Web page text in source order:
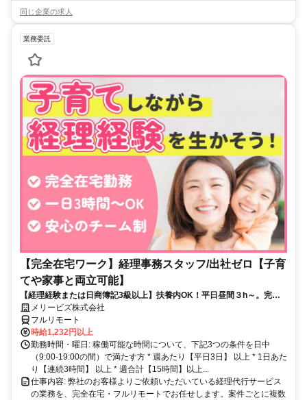
同じ企業の求人
業務委託
【完全在宅ワーク】経理事務スタッフ/出社ゼロ【子育
てや家事と両立可能】
【経理経験または日商簿記3級以上】扶養内OK！平日昼間３h～。完全
在宅で育児・介護中の方も大歓迎♪
メリービズ株式会社
フルリモート
時給1,232円以上
勤務時間・曜日: 稼働可能な時間について、下記3つの条件を日中
（9:00-19:00の間）で満たす方 * 週あたり【平日3日】 以上 * 1日あた
り【連続3時間】 以上 * 週合計【15時間】以上...
仕事内容: 弊社のお客様よりご依頼いただいている経理代行サービス
の業務を、完全在宅・フルリモートでお任せします。案件ごとに複数